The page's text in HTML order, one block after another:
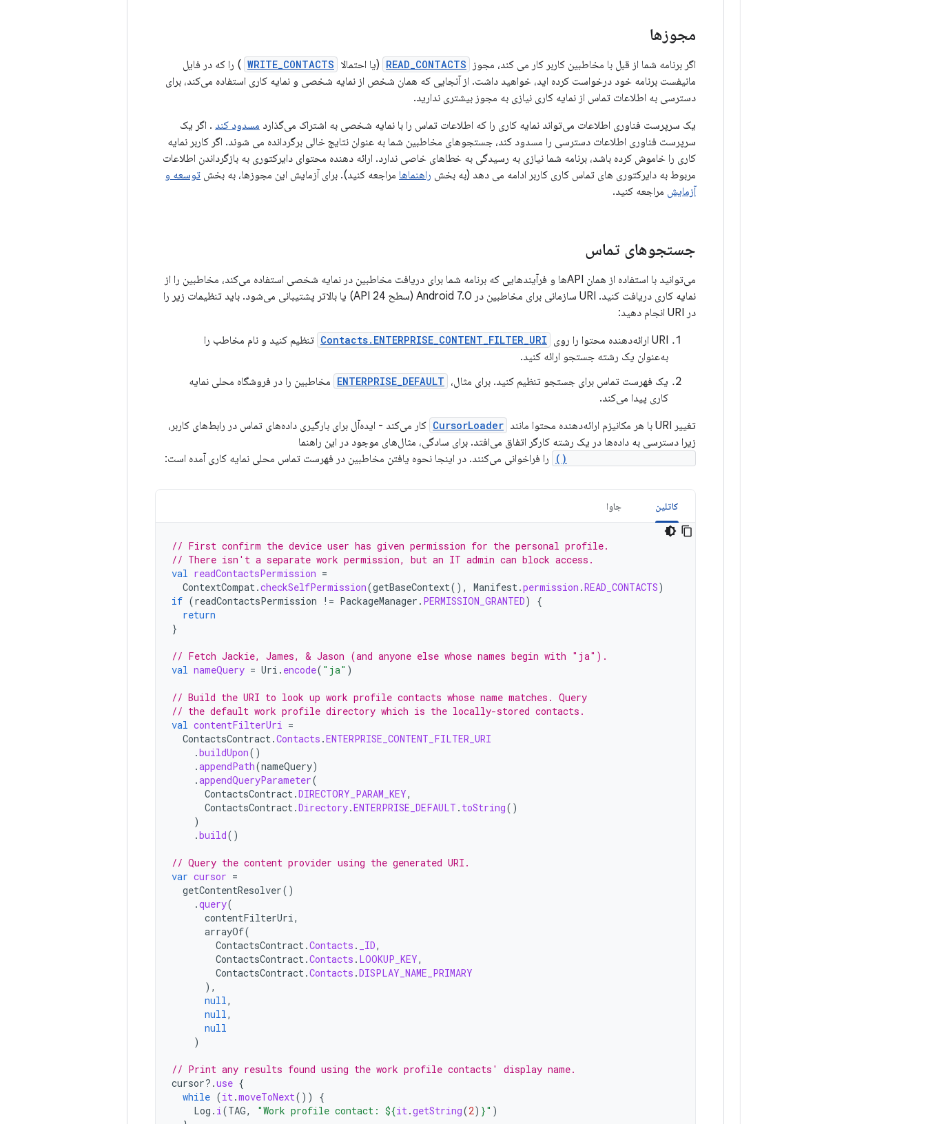
مجوزها
اگر برنامه شما از قبل با مخاطبین کاربر کار می کند، مجوز READ_CONTACTS (یا احتمالا WRITE_CONTACTS ) را که در فایل
مانیفست برنامه خود درخواست کرده اید، خواهید داشت. از آنجایی که همان شخص از نمایه شخصی و نمایه کاری استفاده می‌کند، برای
دسترسی به اطلاعات تماس از نمایه کاری نیازی به مجوز بیشتری ندارید.
یک سرپرست فناوری اطلاعات می‌تواند نمایه کاری را که اطلاعات تماس را با نمایه شخصی به اشتراک می‌گذارد مسدود کند . اگر یک
سرپرست فناوری اطلاعات دسترسی را مسدود کند، جستجوهای مخاطبین شما به عنوان نتایج خالی برگردانده می شوند. اگر کاربر نمایه
کاری را خاموش کرده باشد، برنامه شما نیازی به رسیدگی به خطاهای خاصی ندارد. ارائه دهنده محتوای دایرکتوری به بازگرداندن اطلاعات
مربوط به دایرکتوری های تماس کاری کاربر ادامه می دهد (به بخش راهنماها مراجعه کنید). برای آزمایش این مجوزها، به بخش توسعه و
آزمایش مراجعه کنید.
جستجوهای تماس
می‌توانید با استفاده از همان APIها و فرآیندهایی که برنامه شما برای دریافت مخاطبین در نمایه شخصی استفاده می‌کند، مخاطبین را از
نمایه کاری دریافت کنید. URI سازمانی برای مخاطبین در Android 7.0 (سطح API 24) یا بالاتر پشتیبانی می‌شود. باید تنظیمات زیر را
در URI انجام دهید:
URI ارائه‌دهنده محتوا را روی
Contacts.ENTERPRISE_CONTENT_FILTER_URI تنظیم کنید و نام مخاطب را
به‌عنوان یک رشته جستجو ارائه کنید.
یک فهرست تماس برای جستجو تنظیم کنید. برای مثال، ENTERPRISE_DEFAULT مخاطبین را در فروشگاه محلی نمایه
کاری پیدا می‌کند.
تغییر URI با هر مکانیزم ارائه‌دهنده محتوا مانند
CursorLoader کار می‌کند - ایده‌آل برای بارگیری داده‌های تماس در رابط‌های کاربر،
زیرا دسترسی به داده‌ها در یک رشته کارگر اتفاق می‌افتد. برای سادگی، مثال‌های موجود در این راهنما
را فراخوانی می‌کنند. در اینجا نحوه یافتن مخاطبین در فهرست تماس محلی نمایه کاری آمده است:
کاتلین جاوا
// First confirm the device user has given permission for the personal profile.
// There isn't a separate work permission, but an IT admin can block access.
val readContactsPermission =
ContextCompat.checkSelfPermission(getBaseContext(), Manifest.permission .READ_CONTACTS)
if (readContactsPermission != PackageManager . PERMISSION_GRANTED)
{
return
}
// Fetch Jackie, James, & Jason (and anyone else whose names begin with "ja").
val nameQuery = Uri . encode( "ja" )
// Build the URI to look up work profile contacts whose name matches. Query
// the default work profile directory which is the locally-stored contacts.
val contentFilterUri =
ContactsContract.Contacts .ENTERPRISE_CONTENT_FILTER_URI
.buildUpon()
.appendPath(nameQuery)
.appendQueryParameter(
ContactsContract.DIRECTORY_PARAM_KEY,
ContactsContract.Directory.ENTERPRISE_DEFAULT . toString()
)
.build()
// Query the content provider using the generated URI.
var cursor =
getContentResolver()
.query(
contentFilterUri,
arrayOf(
ContactsContract.Contacts . _ID,
ContactsContract.Contacts . LOOKUP_KEY,
ContactsContract.Contacts .DISPLAY_NAME_PRIMARY
),
null,
null,
null
)
// Print any results found using the work profile contacts' display name.
cursor?.use {
while (it.moveToNext())
{
Log . i(TAG, "Work profile contact: ${it.getString(2) }" )